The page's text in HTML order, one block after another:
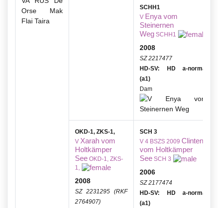
SCHH1
V Enya vom
Steinernen
Weg SCHH1
2008
SZ 2217477
HD-SV: HD a-normal
(a1)
Dam
OKD-1, ZKS-1,
V Xarah vom
Holtkämper
See OKD-1, ZKS-
1,
2008
SZ 2231295 (RKF
2764907)
SCH 3
V 4 BSZS 2009 Clinten
vom Holtkämper
See SCH 3
2006
SZ 2177474
HD-SV: HD a-normal
(a1)